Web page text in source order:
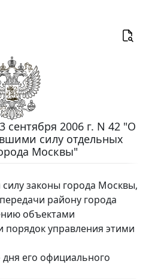
сентября 2006 г. N 42 "О
силу отдельных
Москвы"
законы города Москвы,
району города
объектами
порядок управления этими
дня его официального